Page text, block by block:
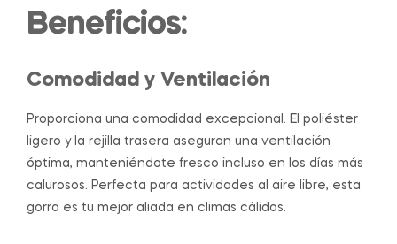
Beneficios:
Comodidad y Ventilación
Proporciona una comodidad excepcional. El poliéster
ligero y la rejilla trasera aseguran una ventilación
óptima, manteniéndote fresco incluso en los días más
calurosos. Perfecta para actividades al aire libre, esta
gorra es tu mejor aliada en climas cálidos.